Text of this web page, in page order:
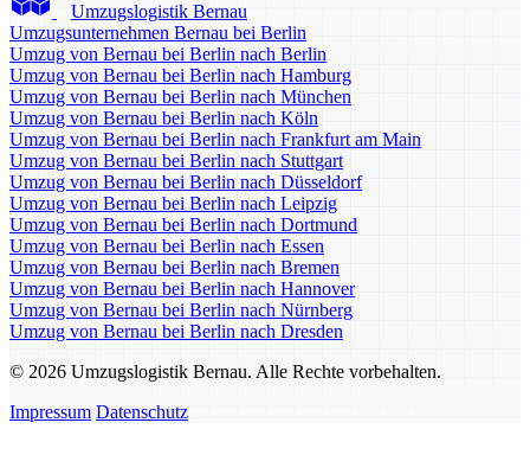
Umzugslogistik Bernau
Umzugsunternehmen Bernau bei Berlin
Umzug von Bernau bei Berlin nach Berlin
Umzug von Bernau bei Berlin nach Hamburg
Umzug von Bernau bei Berlin nach München
Umzug von Bernau bei Berlin nach Köln
Umzug von Bernau bei Berlin nach Frankfurt am Main
Umzug von Bernau bei Berlin nach Stuttgart
Umzug von Bernau bei Berlin nach Düsseldorf
Umzug von Bernau bei Berlin nach Leipzig
Umzug von Bernau bei Berlin nach Dortmund
Umzug von Bernau bei Berlin nach Essen
Umzug von Bernau bei Berlin nach Bremen
Umzug von Bernau bei Berlin nach Hannover
Umzug von Bernau bei Berlin nach Nürnberg
Umzug von Bernau bei Berlin nach Dresden
© 2026 Umzugslogistik Bernau. Alle Rechte vorbehalten.
Impressum Datenschutz